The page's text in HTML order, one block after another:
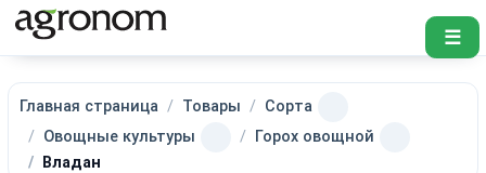
☰
Главная страница Товары
Сорта
Овощные культуры
Горох овощной
Владан